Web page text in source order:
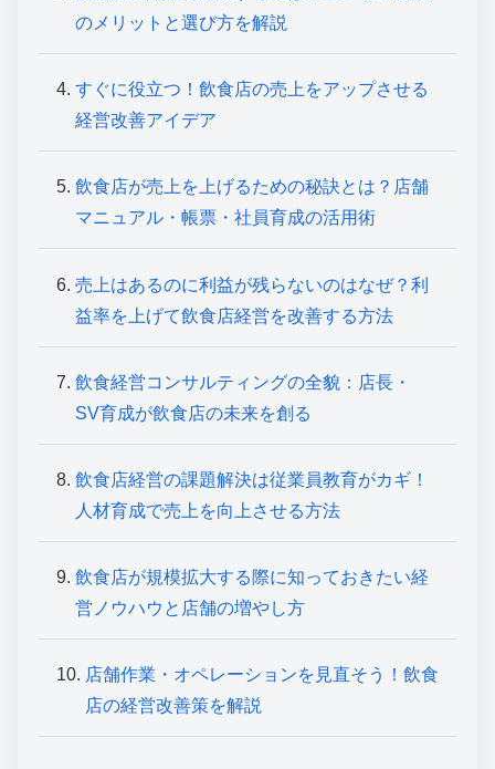
のメリットと選び方を解説
すぐに役立つ！飲食店の売上をアップさせる
経営改善アイデア
飲食店が売上を上げるための秘訣とは？店舗
マニュアル・帳票・社員育成の活用術
売上はあるのに利益が残らないのはなぜ？利
益率を上げて飲食店経営を改善する方法
飲食経営コンサルティングの全貌：店長・
SV育成が飲食店の未来を創る
飲食店経営の課題解決は従業員教育がカギ！
人材育成で売上を向上させる方法
飲食店が規模拡大する際に知っておきたい経
営ノウハウと店舗の増やし方
店舗作業・オペレーションを見直そう！飲食
店の経営改善策を解説